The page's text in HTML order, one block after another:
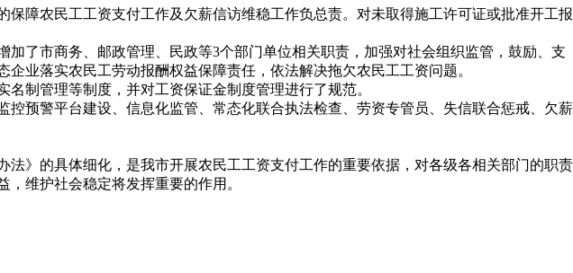
障农民工工资支付工作及欠薪信访维稳工作负总责。对未取得施工许可证或批准开工报
了市商务、邮政管理、民政等3个部门单位相关职责，加强对社会组织监管，鼓励、支
业落实农民工劳动报酬权益保障责任，依法解决拖欠农民工工资问题。
制管理等制度，并对工资保证金制度管理进行了规范。
预警平台建设、信息化监管、常态化联合执法检查、劳资专管员、失信联合惩戒、欠薪
》的具体细化，是我市开展农民工工资支付工作的重要依据，对各级各相关部门的职责
维护社会稳定将发挥重要的作用。